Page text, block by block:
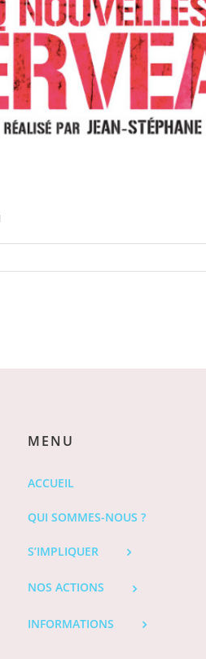
MENU
ACCUEIL
QUI SOMMES-NOUS ?
S’IMPLIQUER
NOS ACTIONS
INFORMATIONS